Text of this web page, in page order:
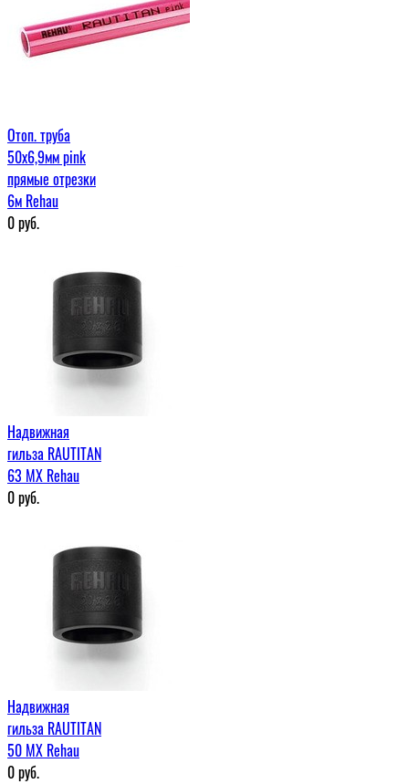
Отоп. труба
50х6,9мм pink
прямые отрезки
6м Rehau
0руб.
Надвижная
гильза RAUTITAN
63 МХ Rehau
0руб.
Надвижная
гильза RAUTITAN
50 МХ Rehau
0руб.